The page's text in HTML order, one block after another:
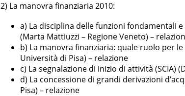
2) La manovra finanziaria 2010:
a) La disciplina delle funzioni fondamentali
(Marta Mattiuzzi – Regione Veneto) –
b) La manovra finanziaria: quale ruolo per
Università di Pisa) – relazione
c) La segnalazione di inizio di attività (SCIA)
d) La concessione di grandi derivazioni
Pisa) – relazione